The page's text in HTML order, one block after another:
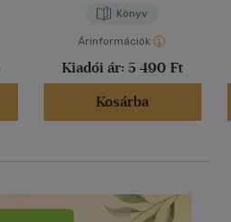
Könyv
Árinformációk
Kiadói ár: 5 490 Ft
Kosárba